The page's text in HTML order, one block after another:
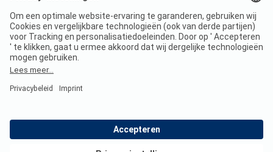
Imprint
Jouw privacy
Voorwaarden
Wet digitale diensten